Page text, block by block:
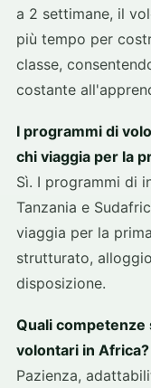
a 2 settimane, il
più tempo per
classe,
costante
I programmi di
chi viaggia per la
Sì. I programmi di
Tanzania e
viaggia per la
strutturato,
disposizione.
Quali competenze
volontari in Africa?
Pazienza,